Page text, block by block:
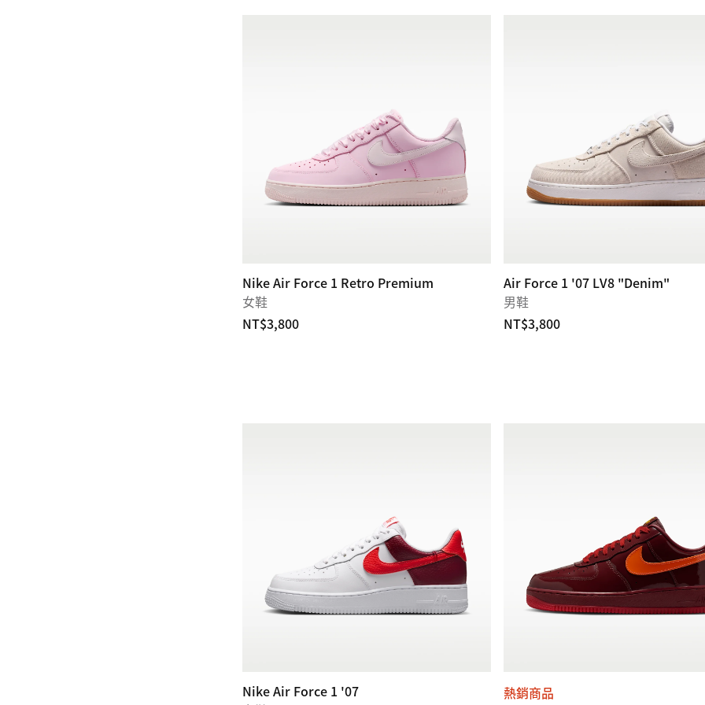
Nike Air Force 1 Retro Premium
女鞋
NT$3,800
Air Force 1 '07 LV8 "Denim"
男鞋
NT$3,800
Nike Air Force 1 '07
熱銷商品